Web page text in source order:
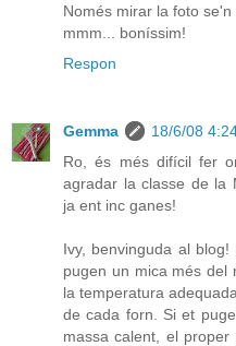
Només mirar la foto
mmm... boníssim!
Respon
Gemma
18/6/08
Ro, és més difícil fer
agradar la classe de la
ja ent inc ganes!
Ivy, benvinguda al
pugen un mica més del
la temperatura
de cada forn. Si et
massa calent, el